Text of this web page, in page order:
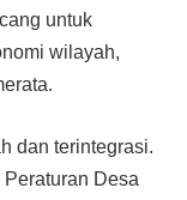
untuk
wilayah,
dan terintegrasi.
Desa